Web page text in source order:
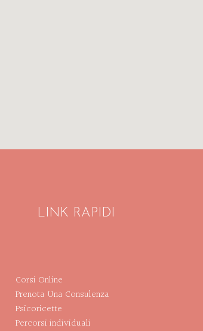
LINK RAPIDI
Corsi Online
Prenota Una Consulenza
Psicoricette
Percorsi individuali